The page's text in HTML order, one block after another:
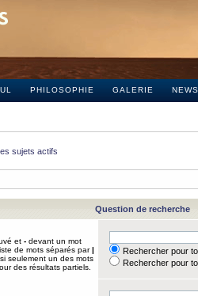
PHILOSOPHIE GALERIE NEWS
sujets actifs
Question de recherche
et - devant un mot
de mots séparés par|
seulement un des mots
des résultats partiels.
Rechercher pour
Rechercher pour